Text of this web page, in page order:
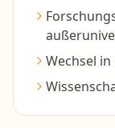
Wechsel